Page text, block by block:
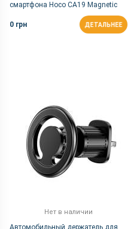
смартфона Hoco CA19 Magnetic
0 грн
ДЕТАЛЬНЕЕ
Нет в наличии
Автомобильный держатель для